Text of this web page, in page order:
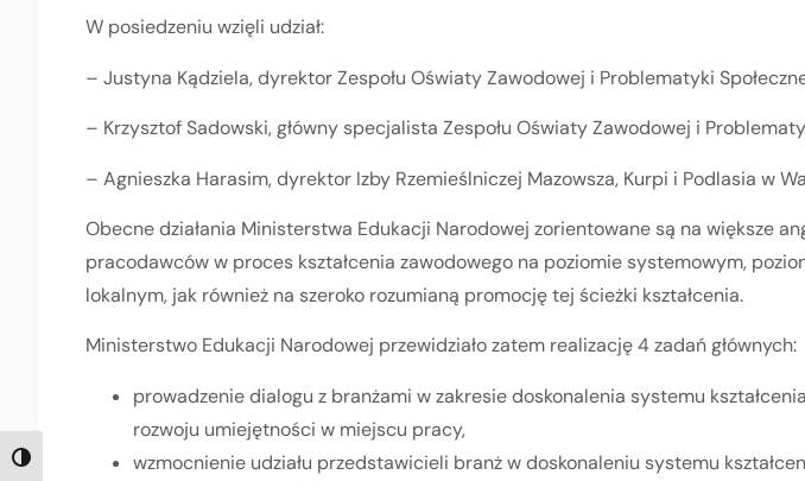
TOGGLE HIGH CONTRAST
W posiedzeniu wzięli udział:
– Justyna Kądziela, dyrektor Zespołu Oświaty Zawodowej i Problematyki
– Krzysztof Sadowski, główny specjalista Zespołu Oświaty Zawodowej i
– Agnieszka Harasim, dyrektor Izby Rzemieślniczej Mazowsza, Kurpi i Podlasia w
Obecne działania Ministerstwa Edukacji Narodowej zorientowane są na większe
pracodawców w proces kształcenia zawodowego na poziomie systemowym,
lokalnym, jak również na szeroko rozumianą promocję tej ścieżki kształcenia.
Ministerstwo Edukacji Narodowej przewidziało zatem realizację 4 zadań głównych:
prowadzenie dialogu z branżami w zakresie doskonalenia systemu
rozwoju umiejętności w miejscu pracy,
wzmocnienie udziału przedstawicieli branż w doskonaleniu systemu